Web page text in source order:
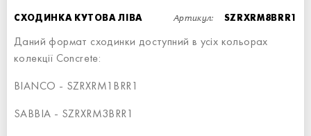
СХОДИНКА КУТОВА ЛІВА Артикул: SZRXRM8BRR1
Даний формат сходинки доступний в усіх кольорах
колекції Concrete:
BIANCO - SZRXRM1BRR1
SABBIA - SZRXRM3BRR1
СХОДИНКА - 60x34,5